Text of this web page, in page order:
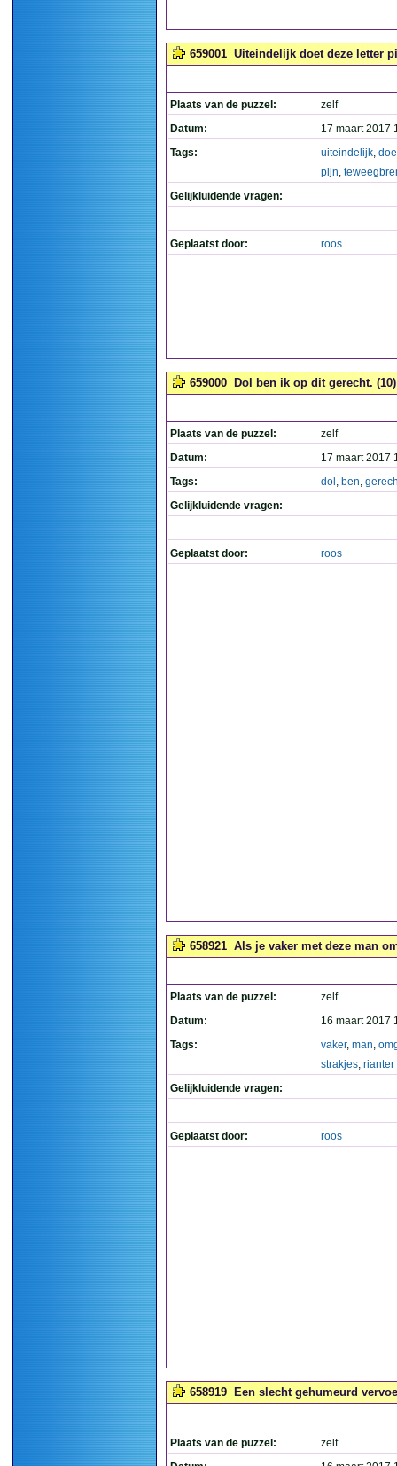
659001 Uiteindelijk doet deze letter
Plaats van de puzzel:
zelf
Datum:
17 maart 2017
Tags:
uiteindelijk,
pijn,
Gelijkluidende vragen:
Geplaatst door: roos
659000 Dol ben ik op dit gerecht. (10)
Plaats van de puzzel:
zelf
Datum:
17 maart 2017
Tags:
dol , ben,
Gelijkluidende vragen:
Geplaatst door: roos
658921 Als je vaker met deze man
Plaats van de puzzel:
zelf
Datum:
16 maart 2017
Tags:
vaker, man,
strakjes, rianter
Gelijkluidende vragen:
Geplaatst door: roos
658919 Een slecht gehumeurd
Plaats van de puzzel:
zelf